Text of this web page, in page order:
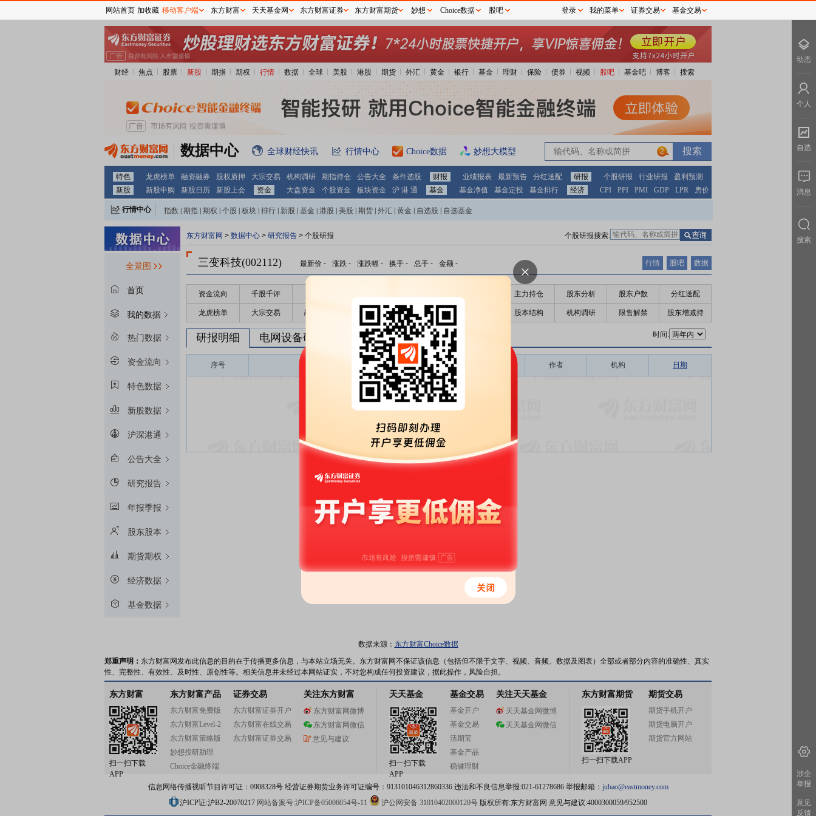
财经 焦点 股票 新股 期指 期权 行情 数据 全球 美股 港股 期货 外汇 黄金 银行 基金 理财 保险 债券 视频 股吧 基金吧 博客 搜索
数据中心 全球财经快讯 行情中心 Choice数据 妙想大模型 2
特色 龙虎榜单 融资融券 股权质押 大宗交易 机构调研 期指持仓 公告大全 条件选股 财报 业绩报表 最新预告 分红送配 研报 个股研报 行业研报
盈利预测
新股
新股申购 新股日历 新股上会 资金 大盘资金 个股资金 板块资金 沪 港 通 基金 基金净值 基金定投 基金排行 经济 CPI PPI PMI GDP LPR 房价
行情中心 指数 期指 期权 个股 板块 排行 新股 基金 港股 美股 期货 外汇 黄金 自选股 自选基金
全景图
首页
我的数据
热门数据
资金流向
特色数据
新股数据
沪深港通
公告大全
研究报告
年报季报
股东股本
期货期权
经济数据
基金数据
东方财富网 > 数据中心 > 研究报告 > 个股研报 个股研报搜索:
三变科技(002112) 最新价 - 涨跌 - 涨跌幅 - 换手 - 总手 - 金额 - 行情 股吧 数据
资金流向 千股千评 主力持仓 股东分析 股东户数 分红送配
龙虎榜单 大宗交易 融资融券 高管持股 股东大会 股本结构 机构调研 限售解禁 股东增减持
时间:
研报明细 电网设备研报 电网设备盈利预测
序号
东财
评级
作者 机构 日期
数据来源： 东方财富Choice数据
郑重声明： 东方财富网发布此信息的目的在于传播更多信息，与本站立场无关。东方财富网不保证该信息（包括但不限于文字、视频、音频、数据及图表）全部或者部分内容的准确性、真实
性、完整性、有效性、及时性、原创性等。相关信息并未经过本网站证实，不对您构成任何投资建议，据此操作，风险自担。
东方财富
扫一扫下载
APP
东方财富产品
东方财富免费版
东方财富Level-2
东方财富策略版
妙想投研助理
Choice金融终端
证券交易
东方财富证券开户
东方财富在线交易
东方财富证券交易
关注东方财富
东方财富网微博
东方财富网微信
意见与建议
天天基金
扫一扫下载
APP
基金交易
基金开户
基金交易
活期宝
基金产品
稳健理财
关注天天基金
天天基金网微博
天天基金网微信
东方财富期货
扫一扫下载APP
期货交易
期货手机开户
期货电脑开户
期货官方网站
信息网络传播视听节目许可证：0908328号 经营证券期货业务许可证编号：913101046312860336 违法和不良信息举报:021-61278686 举报邮箱： jubao@eastmoney.com
沪ICP证:沪B2-20070217 网站备案号:沪ICP备05006054号-11 沪公网安备 31010402000120号版权所有:东方财富网 意见与建议:4000300059/952500
网站首页 加收藏 移动客户端 东方财富 天天基金网 东方财富证券 东方财富期货 妙想 Choice数据 股吧 登录 我的菜单 证券交易 基金交易
动态
个人
自选
消息
搜索
涉企
举报
意见
反馈